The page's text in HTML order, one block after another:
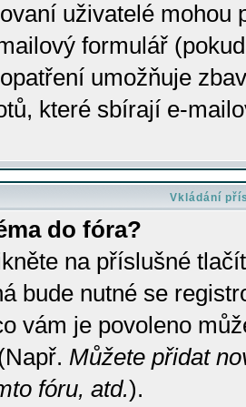
uživatelé mohou
formulář
umožňuje
které sbírají e-
Vkládání
do fóra?
na příslušné
bude nutné se
vám je povoleno
Můžete přidat
fóru, atd.).